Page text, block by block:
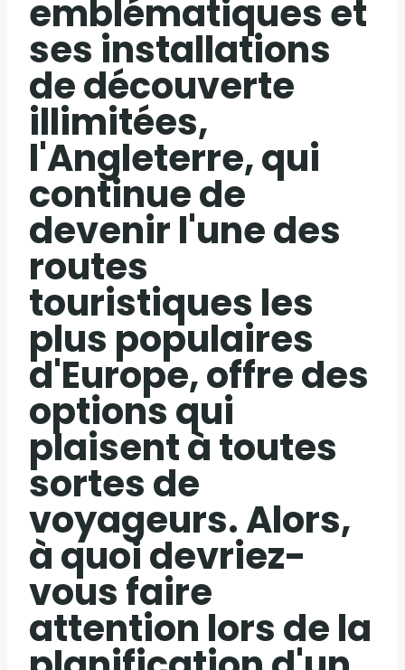
emblématiques et
ses installations
de découverte
illimitées,
l'Angleterre, qui
continue de
devenir l'une des
routes
touristiques les
plus populaires
d'Europe, offre des
options qui
plaisent à toutes
sortes de
voyageurs. Alors,
à quoi devriez-
vous faire
attention lors de la